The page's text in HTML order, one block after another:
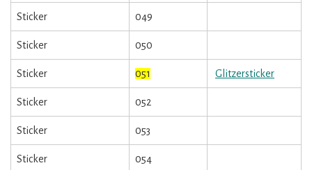
Sticker 049
Sticker 050
Sticker 051 Glitzersticker
Sticker 052
Sticker 053
Sticker 054